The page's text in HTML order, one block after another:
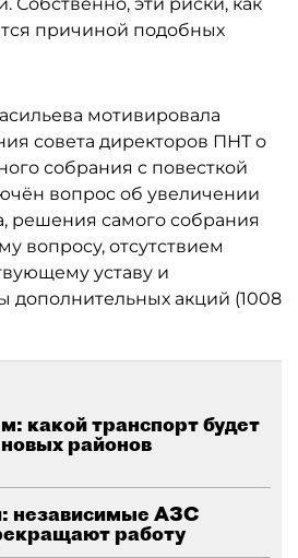
причиной подобных
мотивировала
совета директоров ПНТ о
собрания с повесткой
вопрос об увеличении
решения самого собрания
вопросу, отсутствием
уставу и
дополнительных акций (1008
какой транспорт будет
районов
независимые АЗС
работу